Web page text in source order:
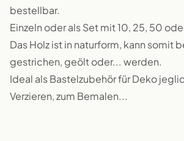
bestellbar.
Einzeln oder als Set mit 10, 25, 50
Das Holz ist in naturform, kann somit
gestrichen, geölt oder... werden.
Ideal als Bastelzubehör für Deko
Verzieren, zum Bemalen...